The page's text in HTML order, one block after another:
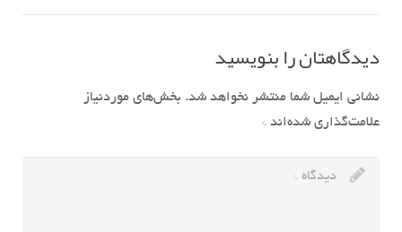
دیدگاهتان را بنویسید
نشانی ایمیل شما منتشر نخواهد شد. بخش‌های موردنیاز
علامت‌گذاری شده‌اند *